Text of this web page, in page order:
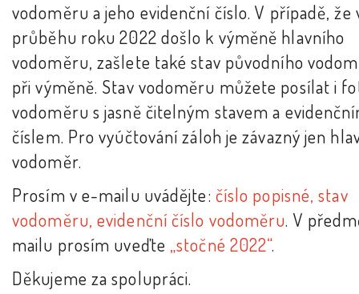
vodoměru a jeho evidenční číslo. V případě, že
průběhu roku 2022 došlo k výměně hlavního
vodoměru, zašlete také stav původního
při výměně. Stav vodoměru můžete posílat i
vodoměru s jasně čitelným stavem a
číslem. Pro vyúčtování záloh je závazný jen
vodoměr.
Prosím v e-mailu uvádějte: číslo popisné, stav
vodoměru, evidenční číslo vodoměru. V
mailu prosím uveďte „stočné 2022“.
Děkujeme za spolupráci.